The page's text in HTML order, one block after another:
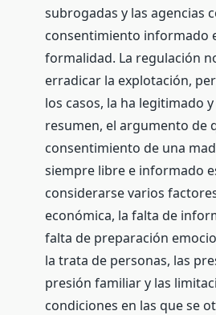
subrogadas y las agencias
consentimiento informado
formalidad. La regulación
erradicar la explotación,
los casos, la ha legitimado
resumen, el argumento de
consentimiento de una
siempre libre e informado
considerarse varios
económica, la falta de
falta de preparación
la trata de personas, las
presión familiar y las
condiciones en las que se